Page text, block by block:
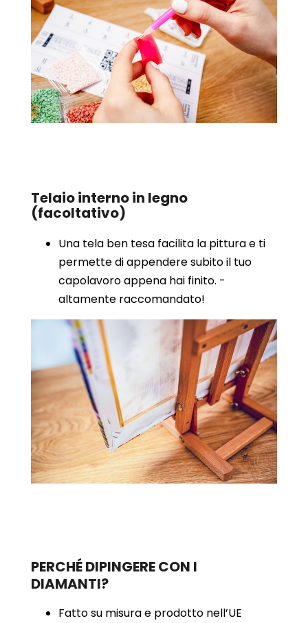
Telaio interno in legno
(facoltativo)
Una tela ben tesa facilita la pittura e ti
permette di appendere subito il tuo
capolavoro appena hai finito. -
altamente raccomandato!
PERCHÉ DIPINGERE CON I
DIAMANTI?
Fatto su misura e prodotto nell’UE